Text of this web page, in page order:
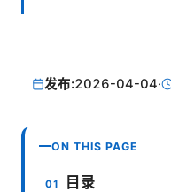
发布:2026-04-04·
ON THIS PAGE
目录